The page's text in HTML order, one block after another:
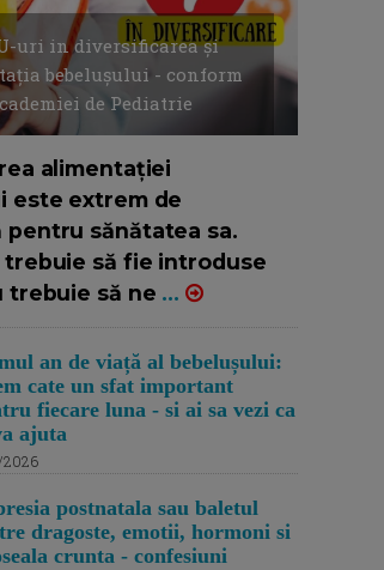
uri in diversificarea și
bebelușului - conform
de Pediatrie
alimentației
este extrem de
sănătatea sa.
să fie introduse
trebuie să ne ...
an de viață al bebelușului:
cate un sfat important
fiecare luna - si ai sa vezi ca
ajuta
2026
postnatala sau baletul
dragoste, emotii, hormoni si
crunta - confesiuni